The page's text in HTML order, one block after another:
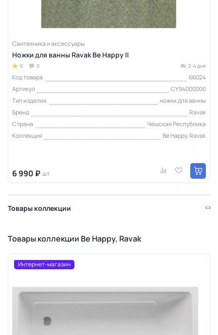
Сантехника и аксессуары
Ножки для ванны Ravak Be Happy II
0 0 2-4 дня
Код товара
66024
Артикул
CY94000000
Тип изделия
ножки для ванны
Бренд
Ravak
Страна
Чешская Республика
Коллекция
Be Happy, Ravak
6 990 ₽ шт
Товары коллекции
Товары коллекции Be Happy, Ravak
Интернет-магазин